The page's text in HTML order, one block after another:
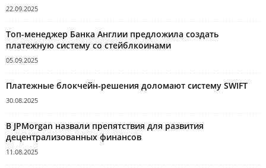
22.09.2025
Топ-менеджер Банка Англии предложила создать
платежную систему со стейблкоинами
05.09.2025
Платежные блокчейн-решения доломают систему SWIFT
30.08.2025
В JPMorgan назвали препятствия для развития
децентрализованных финансов
11.08.2025